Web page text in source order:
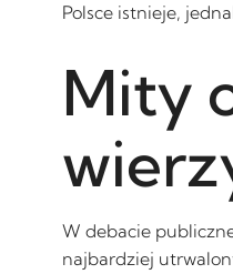
Polsce istnieje,
Mity
W debacie
najbardziej